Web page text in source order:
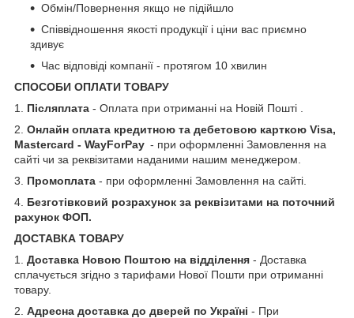
Обмін/Повернення якщо не підійшло
Співвідношення якості продукції і ціни вас приємно
здивує
Час відповіді компанії - протягом 10 хвилин
СПОСОБИ ОПЛАТИ ТОВАРУ
1. Післяплата - Оплата при отриманні на Новій Пошті .
2. Онлайн оплата кредитною та дебетовою карткою Visa,
Mastercard - WayForPay - при оформленні Замовлення на
сайті чи за реквізитами наданими нашим менеджером.
3. Промоплата - при оформленні Замовлення на сайті.
4. Безготівковий розрахунок за реквізитами на поточний
рахунок ФОП.
ДОСТАВКА ТОВАРУ
1.
Доставка Новою Поштою на відділення - Доставка
сплачується згідно з тарифами Нової Пошти при отриманні
товару.
2. Адресна доставка до дверей по Україні - При